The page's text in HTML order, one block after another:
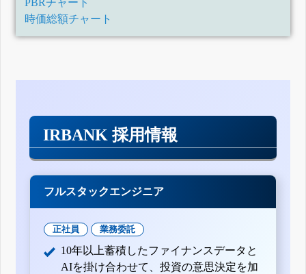
PBRチャート
時価総額チャート
IRBANK 採用情報
フルスタックエンジニア
正社員 業務委託
10年以上蓄積したファイナンスデータと
AIを掛け合わせて、投資の意思決定を加